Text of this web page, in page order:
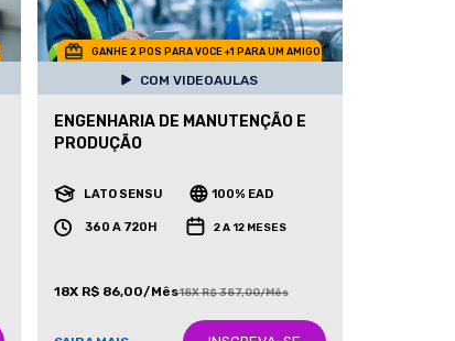
GANHE 2 POS PARA VOCE +1 PARA UM AMIGO
COM VIDEOAULAS
ENGENHARIA DE MANUTENÇÃO E
PRODUÇÃO
LATO SENSU 100% EAD
360 A 720H 2 A 12 MESES
18X R$ 86,00/Mês18X R$ 387,00/Mês